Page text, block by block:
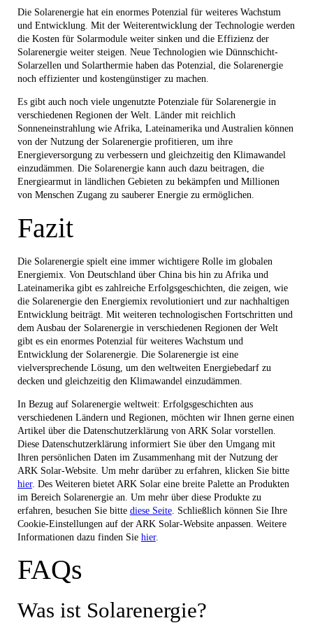
Die Solarenergie hat ein enormes Potenzial für weiteres Wachstum
und Entwicklung. Mit der Weiterentwicklung der Technologie werden
die Kosten für Solarmodule weiter sinken und die Effizienz der
Solarenergie weiter steigen. Neue Technologien wie Dünnschicht-
Solarzellen und Solarthermie haben das Potenzial, die Solarenergie
noch effizienter und kostengünstiger zu machen.
Es gibt auch noch viele ungenutzte Potenziale für Solarenergie in
verschiedenen Regionen der Welt. Länder mit reichlich
Sonneneinstrahlung wie Afrika, Lateinamerika und Australien können
von der Nutzung der Solarenergie profitieren, um ihre
Energieversorgung zu verbessern und gleichzeitig den Klimawandel
einzudämmen. Die Solarenergie kann auch dazu beitragen, die
Energiearmut in ländlichen Gebieten zu bekämpfen und Millionen
von Menschen Zugang zu sauberer Energie zu ermöglichen.
Fazit
Die Solarenergie spielt eine immer wichtigere Rolle im globalen
Energiemix. Von Deutschland über China bis hin zu Afrika und
Lateinamerika gibt es zahlreiche Erfolgsgeschichten, die zeigen, wie
die Solarenergie den Energiemix revolutioniert und zur nachhaltigen
Entwicklung beiträgt. Mit weiteren technologischen Fortschritten und
dem Ausbau der Solarenergie in verschiedenen Regionen der Welt
gibt es ein enormes Potenzial für weiteres Wachstum und
Entwicklung der Solarenergie. Die Solarenergie ist eine
vielversprechende Lösung, um den weltweiten Energiebedarf zu
decken und gleichzeitig den Klimawandel einzudämmen.
In Bezug auf Solarenergie weltweit: Erfolgsgeschichten aus
verschiedenen Ländern und Regionen, möchten wir Ihnen gerne einen
Artikel über die Datenschutzerklärung von ARK Solar vorstellen.
Diese Datenschutzerklärung informiert Sie über den Umgang mit
Ihren persönlichen Daten im Zusammenhang mit der Nutzung der
ARK Solar-Website. Um mehr darüber zu erfahren, klicken Sie bitte
hier. Des Weiteren bietet ARK Solar eine breite Palette an Produkten
im Bereich Solarenergie an. Um mehr über diese Produkte zu
erfahren, besuchen Sie bitte diese Seite. Schließlich können Sie Ihre
Cookie-Einstellungen auf der ARK Solar-Website anpassen. Weitere
Informationen dazu finden Sie hier.
FAQs
Was ist Solarenergie?